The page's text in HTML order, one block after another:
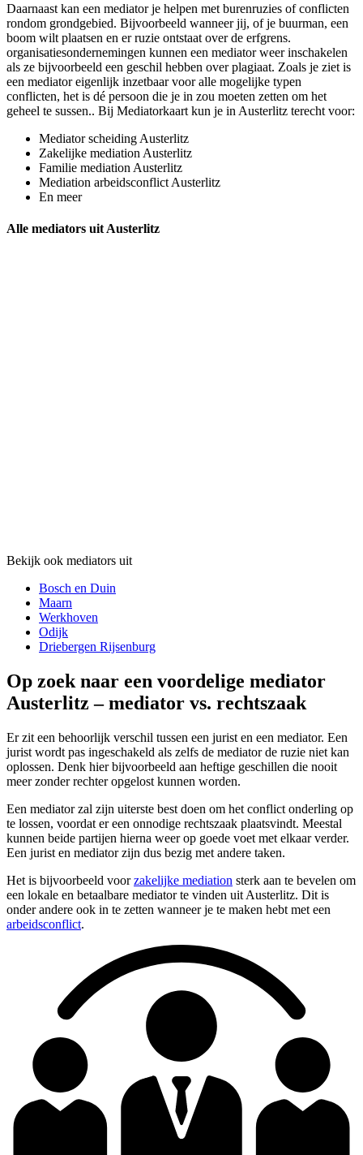
Daarnaast kan een mediator je helpen met burenruzies of conflicten
rondom grondgebied. Bijvoorbeeld wanneer jij, of je buurman, een
boom wilt plaatsen en er ruzie ontstaat over de erfgrens.
organisatiesondernemingen kunnen een mediator weer inschakelen
als ze bijvoorbeeld een geschil hebben over plagiaat. Zoals je ziet is
een mediator eigenlijk inzetbaar voor alle mogelijke typen
conflicten, het is dé persoon die je in zou moeten zetten om het
geheel te sussen.. Bij Mediatorkaart kun je in Austerlitz terecht voor:
Mediator scheiding Austerlitz
Zakelijke mediation Austerlitz
Familie mediation Austerlitz
Mediation arbeidsconflict Austerlitz
En meer
Alle mediators uit Austerlitz
Bekijk ook mediators uit
Bosch en Duin
Maarn
Werkhoven
Odijk
Driebergen Rijsenburg
Op zoek naar een voordelige mediator
Austerlitz – mediator vs. rechtszaak
Er zit een behoorlijk verschil tussen een jurist en een mediator. Een
jurist wordt pas ingeschakeld als zelfs de mediator de ruzie niet kan
oplossen. Denk hier bijvoorbeeld aan heftige geschillen die nooit
meer zonder rechter opgelost kunnen worden.
Een mediator zal zijn uiterste best doen om het conflict onderling op
te lossen, voordat er een onnodige rechtszaak plaatsvindt. Meestal
kunnen beide partijen hierna weer op goede voet met elkaar verder.
Een jurist en mediator zijn dus bezig met andere taken.
Het is bijvoorbeeld voorzakelijke mediation sterk aan te bevelen om
een lokale en betaalbare mediator te vinden uit Austerlitz. Dit is
onder andere ook in te zetten wanneer je te maken hebt met een
arbeidsconflict.